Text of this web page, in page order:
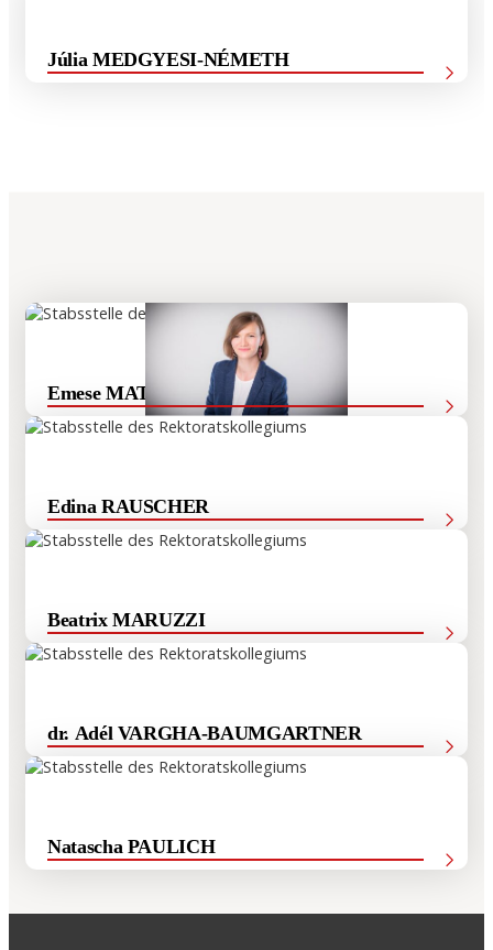
Júlia MEDGYESI-NÉMETH
Emese MATUS
Hauptreferentin für Forschungsangelegenheiten
Edina RAUSCHER
Referentin für wissenschaftlichen Nachwuchs
Beatrix MARUZZI
Referentin des Rektorats
dr. Adél VARGHA-BAUMGARTNER
Hauptreferentin für Gremien- und Rechtsangelegenheiten
Natascha PAULICH
Referentin für Erasmus und Internationales